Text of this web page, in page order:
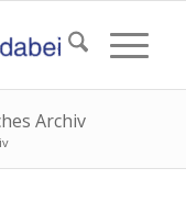
Archiv